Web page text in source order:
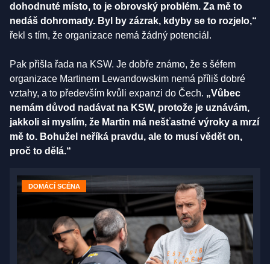
dohodnuté místo, to je obrovský problém. Za mě to
nedáš dohromady. Byl by zázrak, kdyby se to rozjelo,“
řekl s tím, že organizace nemá žádný potenciál.
Pak přišla řada na KSW. Je dobře známo, že s šéfem
organizace Martinem Lewandowskim nemá příliš dobré
vztahy, a to především kvůli expanzi do Čech. „Vůbec
nemám důvod nadávat na KSW, protože je uznávám,
jakkoli si myslím, že Martin má nešťastné výroky a mrzí
mě to. Bohužel neříká pravdu, ale to musí vědět on,
proč to dělá.“
DOMÁCÍ SCÉNA